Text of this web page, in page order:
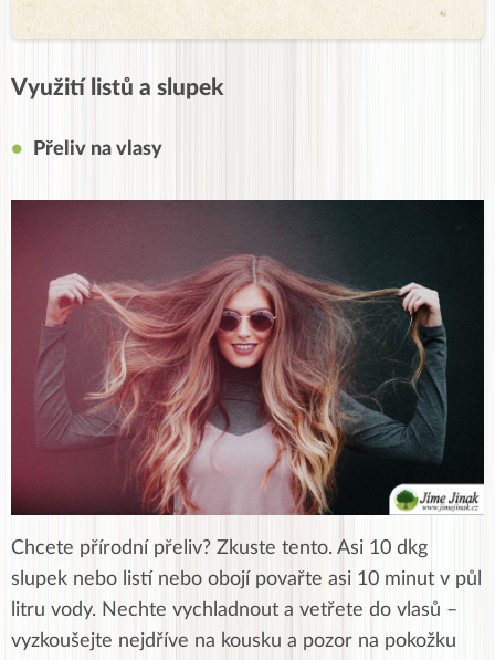
Využití listů a slupek
Přeliv na vlasy
Chcete přírodní přeliv? Zkuste tento. Asi 10 dkg
slupek nebo listí nebo obojí povařte asi 10 minut v půl
litru vody. Nechte vychladnout a vetřete do vlasů –
vyzkoušejte nejdříve na kousku a pozor na pokožku